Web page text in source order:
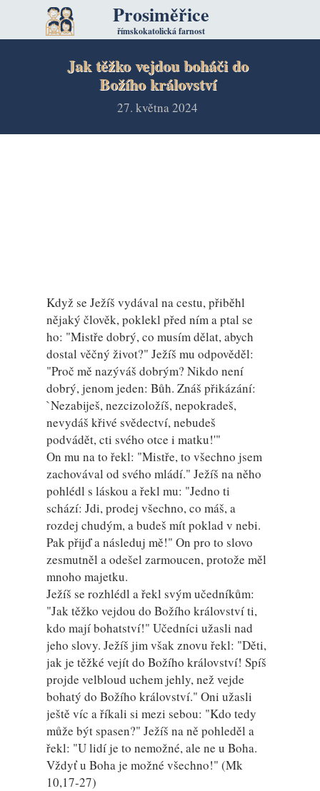
Prosiměřice
římskokatolická farnost
27. května 2024
Jak těžko vejdou boháči do
Božího království
Když se Ježíš vydával na cestu, přiběhl
nějaký člověk, poklekl před ním a ptal se
ho: "Mistře dobrý, co musím dělat, abych
dostal věčný život?" Ježíš mu odpověděl:
"Proč mě nazýváš dobrým? Nikdo není
dobrý, jenom jeden: Bůh. Znáš přikázání:
`Nezabiješ, nezcizoložíš, nepokradeš,
nevydáš křivé svědectví, nebudeš
podvádět, cti svého otce i matku!'"
On mu na to řekl: "Mistře, to všechno jsem
zachovával od svého mládí." Ježíš na něho
pohlédl s láskou a řekl mu: "Jedno ti
schází: Jdi, prodej všechno, co máš, a
rozdej chudým, a budeš mít poklad v nebi.
Pak přijď a následuj mě!" On pro to slovo
zesmutněl a odešel zarmoucen, protože měl
mnoho majetku.
Ježíš se rozhlédl a řekl svým učedníkům:
"Jak těžko vejdou do Božího království ti,
kdo mají bohatství!" Učedníci užasli nad
jeho slovy. Ježíš jim však znovu řekl: "Děti,
jak je těžké vejít do Božího království! Spíš
projde velbloud uchem jehly, než vejde
bohatý do Božího království." Oni užasli
ještě víc a říkali si mezi sebou: "Kdo tedy
může být spasen?" Ježíš na ně pohleděl a
řekl: "U lidí je to nemožné, ale ne u Boha.
Vždyť u Boha je možné všechno!" (Mk
10,17-27)